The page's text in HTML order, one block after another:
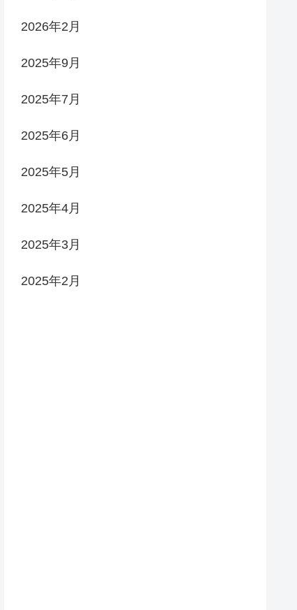
2026年2月
2025年9月
2025年7月
2025年6月
2025年5月
2025年4月
2025年3月
2025年2月